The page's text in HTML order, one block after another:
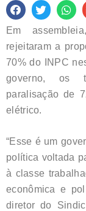
Em
rejeitaram a
70% do INPC
governo, os
paralisação de
elétrico.
“Esse é um
política voltada
à classe
econômica e
diretor do